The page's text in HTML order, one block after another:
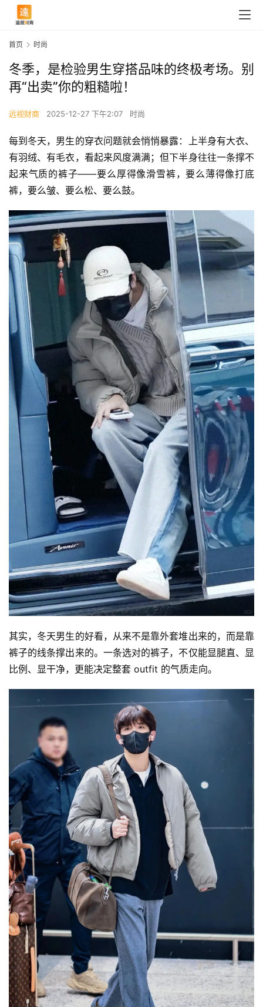
首页 时尚
冬季，是检验男生穿搭品味的终极考场。别
再“出卖”你的粗糙啦！
远视财商 2025-12-27 下午2:07 时尚
每到冬天，男生的穿衣问题就会悄悄暴露：上半身有大衣、
有羽绒、有毛衣，看起来风度满满；但下半身往往一条撑不
起来气质的裤子——要么厚得像滑雪裤，要么薄得像打底
裤，要么皱、要么松、要么鼓。
其实，冬天男生的好看，从来不是靠外套堆出来的，而是靠
裤子的线条撑出来的。一条选对的裤子，不仅能显腿直、显
比例、显干净，更能决定整套 outfit 的气质走向。